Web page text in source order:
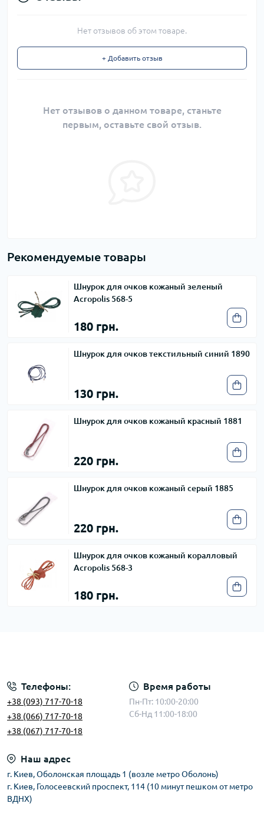
Нет отзывов об этом товаре.
+ Добавить отзыв
Нет отзывов о данном товаре, станьте
первым, оставьте свой отзыв.
Рекомендуемые товары
Шнурок для очков кожаный зеленый
Acropolis 568-5
180 грн.
Шнурок для очков текстильный синий 1890
130 грн.
Шнурок для очков кожаный красный 1881
220 грн.
Шнурок для очков кожаный серый 1885
220 грн.
Шнурок для очков кожаный коралловый
Acropolis 568-3
180 грн.
Телефоны:
+38 (093) 717-70-18
+38 (066) 717-70-18
+38 (067) 717-70-18
Время работы
Пн-Пт: 10:00-20:00
Сб-Нд 11:00-18:00
Наш адрес
г. Киев, Оболонская площадь 1 (возле метро Оболонь)
г. Киев, Голосеевский проспект, 114 (10 минут пешком от метро
ВДНХ)